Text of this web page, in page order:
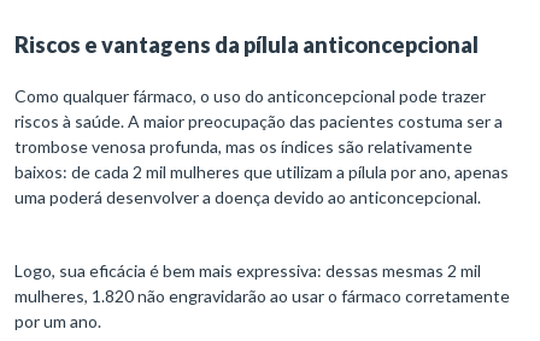
Riscos e vantagens da pílula anticoncepcional
Como qualquer fármaco, o uso do anticoncepcional pode trazer
riscos à saúde. A maior preocupação das pacientes costuma ser a
trombose venosa profunda, mas os índices são relativamente
baixos: de cada 2 mil mulheres que utilizam a pílula por ano, apenas
uma poderá desenvolver a doença devido ao anticoncepcional.
Logo, sua eficácia é bem mais expressiva: dessas mesmas 2 mil
mulheres, 1.820 não engravidarão ao usar o fármaco corretamente
por um ano.